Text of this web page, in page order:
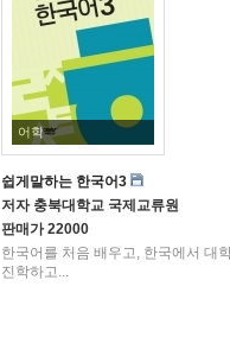
어학
쉽게말하는 한국어3
저자충북대학교 국제교류원
판매가22000
한국어를 처음 배우고, 한국에서 대
진학하고...